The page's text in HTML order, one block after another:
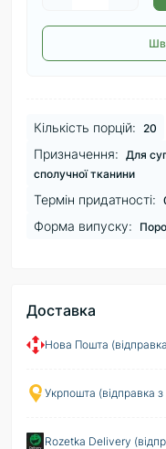
Кількість порцій: 20
Призначення: Для
сполучної тканини
Термін придатності:
Форма випуску:
Доставка
Нова Пошта
Укрпошта (відправка з
Rozetka Delivery